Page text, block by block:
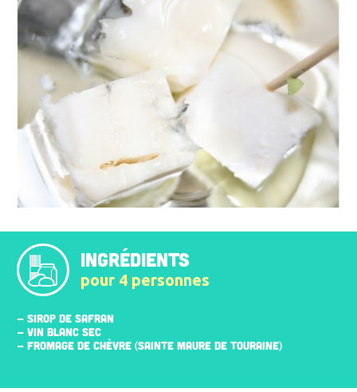
INGRÉDIENTS
pour 4 personnes
- SIROP DE SAFRAN
- VIN BLANC SEC
- FROMAGE DE CHÈVRE (SAINTE MAURE DE TOURAINE)